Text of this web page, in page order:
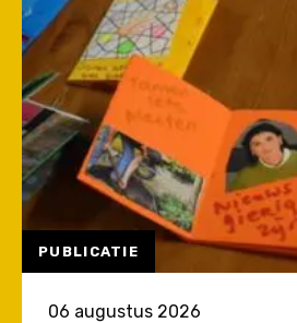
PUBLICATIE
06 augustus 2026